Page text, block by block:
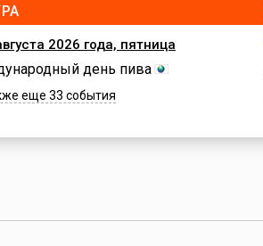
2026 года, пятница
день пива
еще 33 события